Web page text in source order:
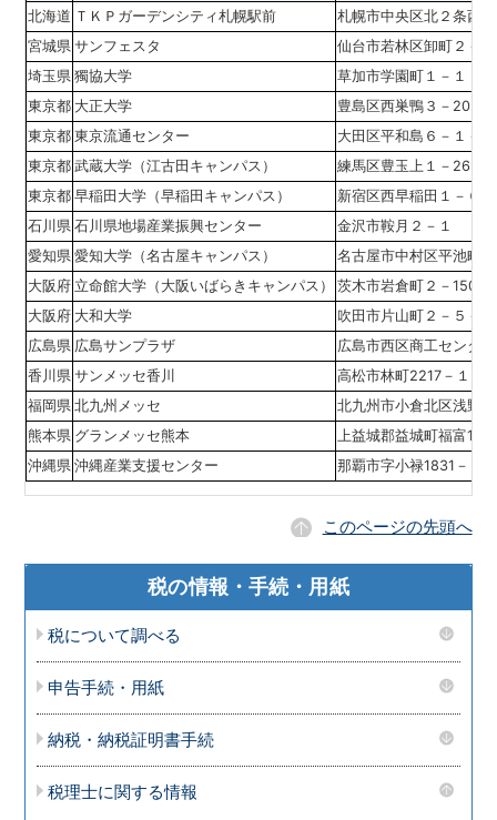
北海道 ＴＫＰガーデンシティ札幌駅前
札幌市中央区北２条西
宮城県 サンフェスタ
仙台市若林区卸町２－
埼玉県 獨協大学
草加市学園町１－１
東京都 大正大学
豊島区西巣鴨３－20－
東京都 東京流通センター
大田区平和島６－１－１
東京都 武蔵大学（江古田キャンパス）
練馬区豊玉上１－26－
東京都 早稲田大学（早稲田キャンパス）
新宿区西早稲田１－６
石川県 石川県地場産業振興センター
金沢市鞍月２－１
愛知県 愛知大学（名古屋キャンパス）
名古屋市中村区平池町
大阪府 立命館大学（大阪いばらきキャンパス）
茨木市岩倉町２－150
大阪府 大和大学
吹田市片山町２－５－１
広島県 広島サンプラザ
広島市西区商工センタ
香川県 サンメッセ香川
高松市林町2217－１
福岡県 北九州メッセ
北九州市小倉北区浅野
熊本県 グランメッセ熊本
上益城郡益城町福富
沖縄県 沖縄産業支援センター 那覇市字小禄1831－１
このページの先頭へ
税の情報・手続・用紙
税について調べる
申告手続・用紙
納税・納税証明書手続
税理士に関する情報